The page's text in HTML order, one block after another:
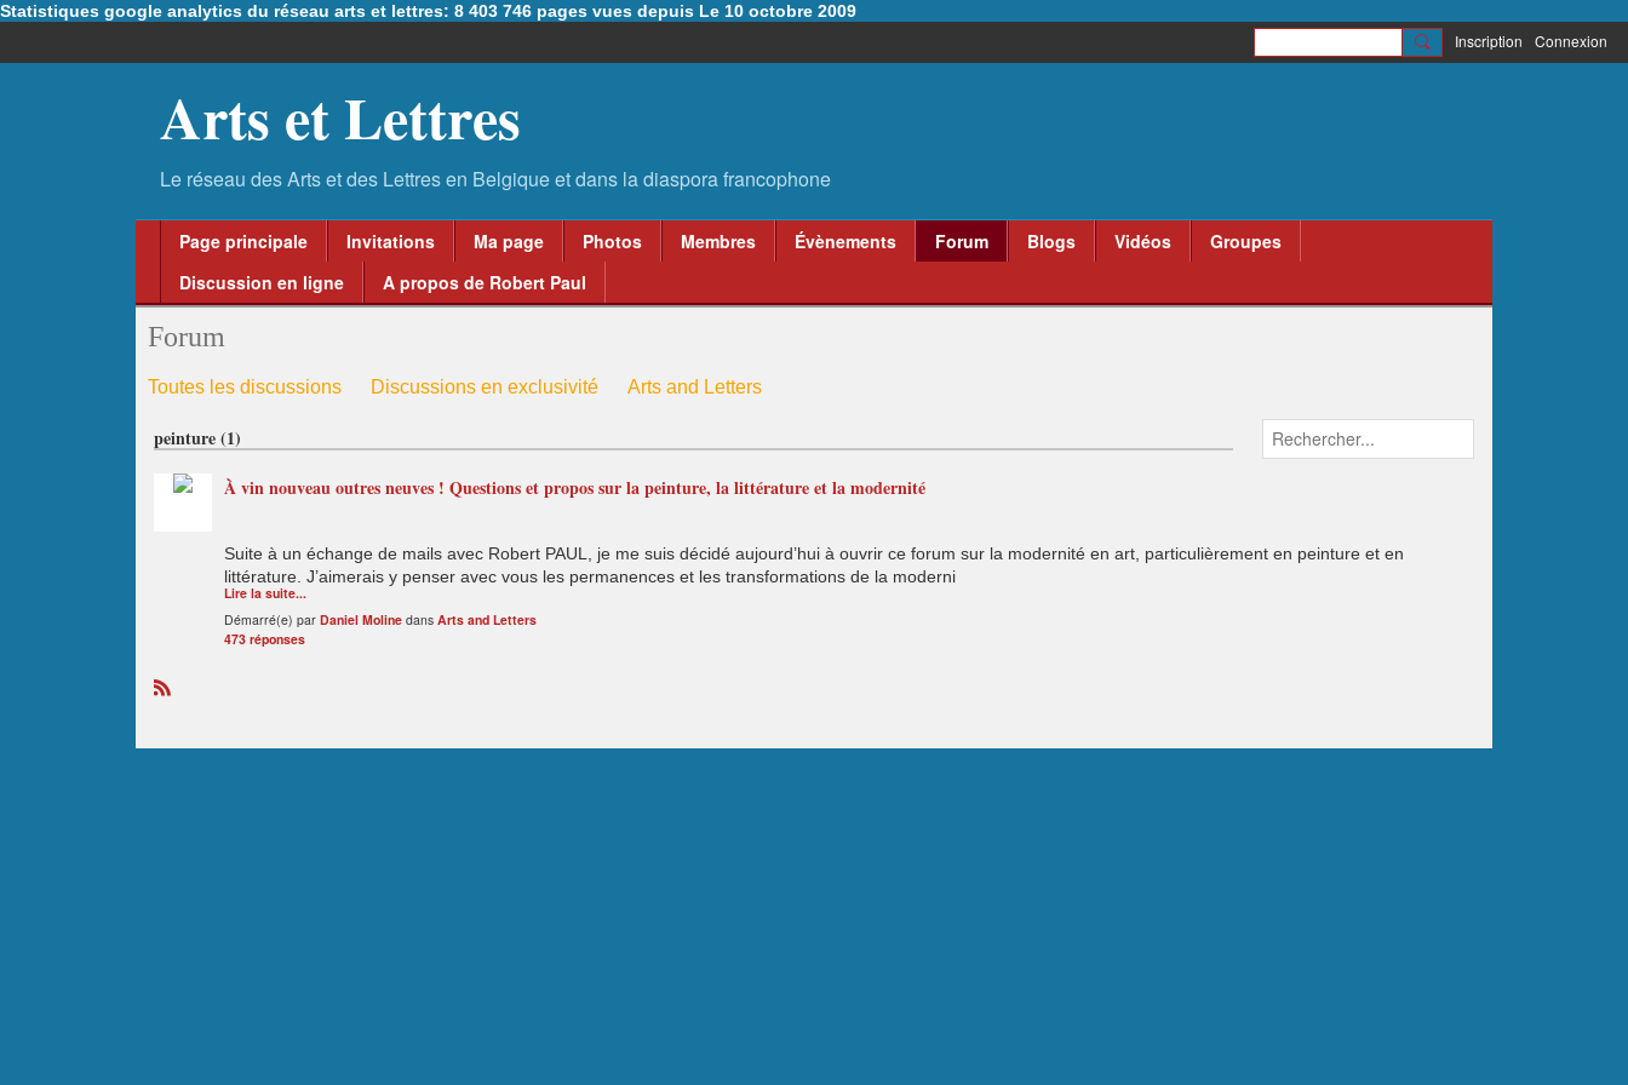
Statistiques google analytics du réseau arts et lettres: 8 403 746 pages vues depuis Le 10 octobre 2009
Inscription Connexion
Arts et Lettres
Page principale Invitations Ma page Photos Membres Évènements Forum Blogs Vidéos
Groupes
Discussion en ligne
A propos de Robert Paul
Forum
Toutes les discussions Discussions en exclusivité Arts and Letters
peinture (1)
À vin nouveau outres neuves ! Questions et propos sur la peinture, la littérature et la modernité
Suite à un échange de mails avec Robert PAUL, je me suis décidé aujourd’hui à ouvrir ce forum sur la modernité en art, particulièrement en peinture et en
littérature. J’aimerais y penser avec vous les permanences et les transformations de la moderni
Lire la suite...
Démarré(e) par Daniel Moline dans Arts and Letters
473 réponses